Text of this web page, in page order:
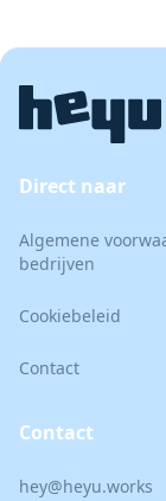
Direct naar
Algemene
bedrijven
Cookiebeleid
Contact
Contact
hey@heyu.works